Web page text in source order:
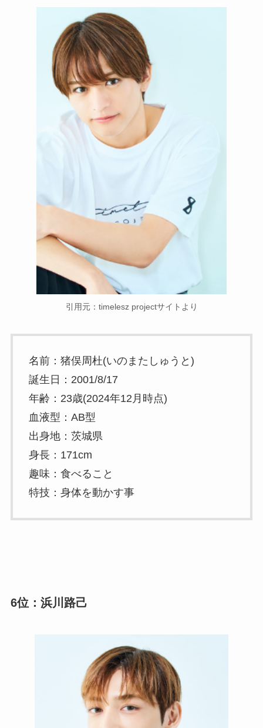
引用元：timelesz projectサイトより
名前：猪俣周杜(いのまたしゅうと)
誕生日：2001/8/17
年齢：23歳(2024年12月時点)
血液型：AB型
出身地：茨城県
身長：171cm
趣味：食べること
特技：身体を動かす事
6位：浜川路己